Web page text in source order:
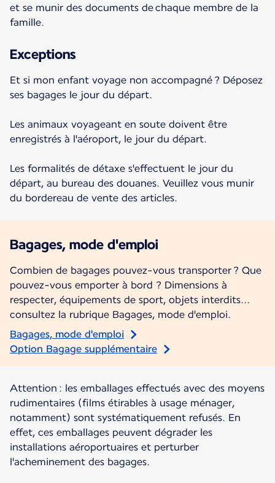
et se munir des documents de chaque membre de la
famille.
Exceptions
Et si mon enfant voyage non accompagné ? Déposez
ses bagages le jour du départ.
Les animaux voyageant en soute doivent être
enregistrés à l'aéroport, le jour du départ.
Les formalités de détaxe s'effectuent le jour du
départ, au bureau des douanes. Veuillez vous munir
du bordereau de vente des articles.
Bagages, mode d'emploi
Combien de bagages pouvez-vous transporter ? Que
pouvez-vous emporter à bord ? Dimensions à
respecter, équipements de sport, objets interdits...
consultez la rubrique Bagages, mode d'emploi.
Bagages, mode d'emploi
Option Bagage supplémentaire
Attention : les emballages effectués avec des moyens
rudimentaires (films étirables à usage ménager,
notamment) sont systématiquement refusés. En
effet, ces emballages peuvent dégrader les
installations aéroportuaires et perturber
l'acheminement des bagages.